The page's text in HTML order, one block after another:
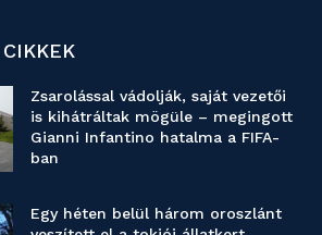
Zsarolással vádolják, saját vezetői
is kihátráltak mögüle – megingott
Gianni Infantino hatalma a FIFA-
ban
Egy héten belül három oroszlánt